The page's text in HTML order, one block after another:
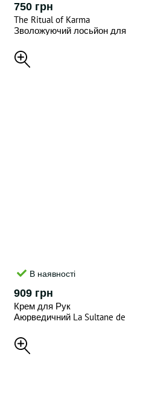
750 грн
The Ritual of Karma
Зволожуючий лосьйон для
В наявності
909 грн
Крем для Рук
Аюрведичний La Sultane de
Moisturizing Hand Cream
Ayurvedic - Amber Vanilla